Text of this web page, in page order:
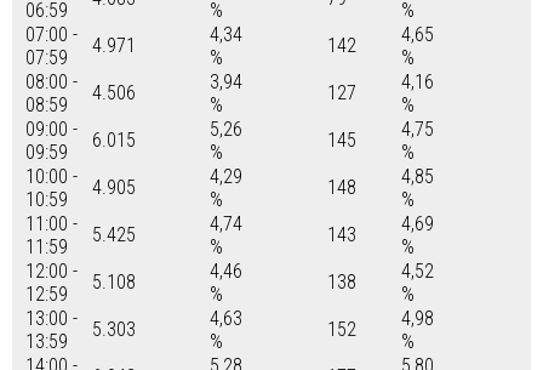
06:59
%
%
07:00 -
07:59
4.971
4,34
%
142
4,65
%
08:00 -
08:59
4.506
3,94
%
127
4,16
%
09:00 -
09:59
6.015
5,26
%
145
4,75
%
10:00 -
10:59
4.905
4,29
%
148
4,85
%
11:00 -
11:59
5.425
4,74
%
143
4,69
%
12:00 -
12:59
5.108
4,46
%
138
4,52
%
13:00 -
13:59
5.303
4,63
%
152
4,98
%